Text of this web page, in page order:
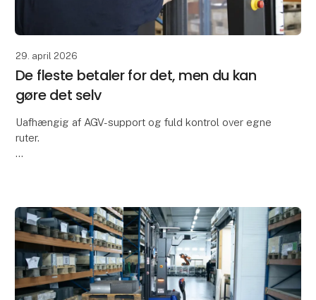
29. april 2026
De fleste betaler for det, men du kan
gøre det selv
Uafhængig af AGV-support og fuld kontrol over egne
ruter.